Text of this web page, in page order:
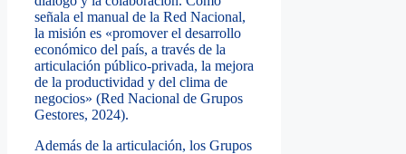
señala el manual de la Red Nacional,
la misión es «promover el desarrollo
económico del país, a través de la
articulación público-privada, la mejora
de la productividad y del clima de
negocios» (Red Nacional de Grupos
Gestores, 2024).
Además de la articulación, los Grupos